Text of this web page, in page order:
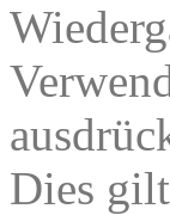
Dies